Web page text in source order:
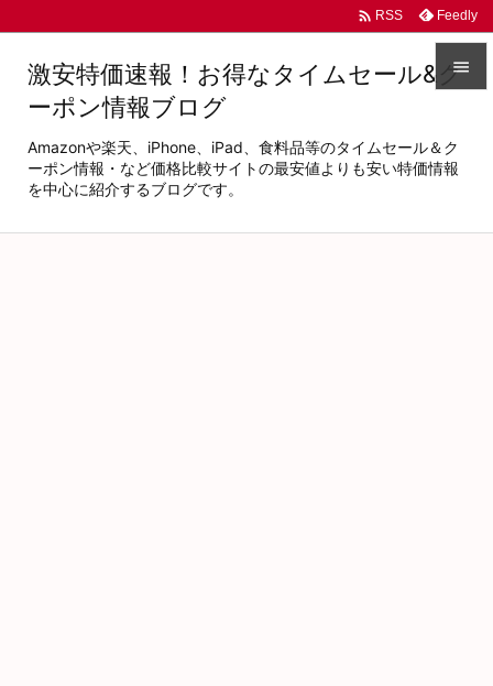



 RSS Feedly
激安特価速報！お得なタイムセール&ク
ーポン情報ブログ
Amazonや楽天、iPhone、iPad、食料品等のタイムセール＆ク
ーポン情報・など価格比較サイトの最安値よりも安い特価情報
を中心に紹介するブログです。